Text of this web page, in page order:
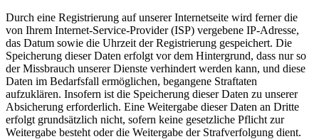
Durch eine Registrierung auf unserer Internetseite wird ferner die
von Ihrem Internet-Service-Provider (ISP) vergebene IP-Adresse,
das Datum sowie die Uhrzeit der Registrierung gespeichert. Die
Speicherung dieser Daten erfolgt vor dem Hintergrund, dass nur so
der Missbrauch unserer Dienste verhindert werden kann, und diese
Daten im Bedarfsfall ermöglichen, begangene Straftaten
aufzuklären. Insofern ist die Speicherung dieser Daten zu unserer
Absicherung erforderlich. Eine Weitergabe dieser Daten an Dritte
erfolgt grundsätzlich nicht, sofern keine gesetzliche Pflicht zur
Weitergabe besteht oder die Weitergabe der Strafverfolgung dient.